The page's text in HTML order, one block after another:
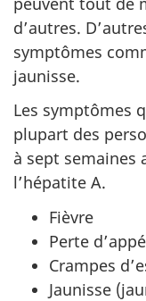
d’autres.
symptômes
jaunisse.
Les symptômes
plupart des
à sept semaines
l’hépatite A.
Fièvre
Perte
Crampes
Jaunisse